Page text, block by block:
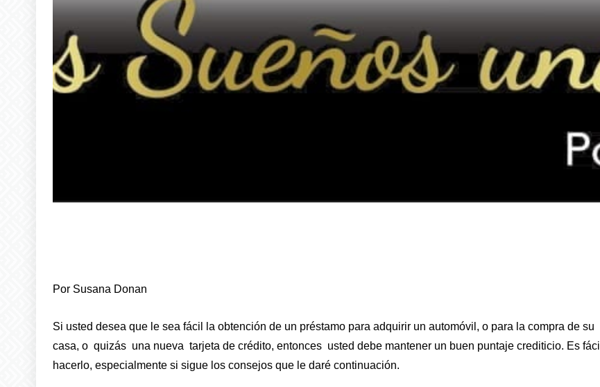
Por Susana Donan
Si usted desea que le sea fácil la obtención de un préstamo para adquirir un automóvil, o para la compra de su
casa, o quizás una nueva tarjeta de crédito, entonces usted debe mantener un buen puntaje crediticio. Es fácil
hacerlo, especialmente si sigue los consejos que le daré continuación.